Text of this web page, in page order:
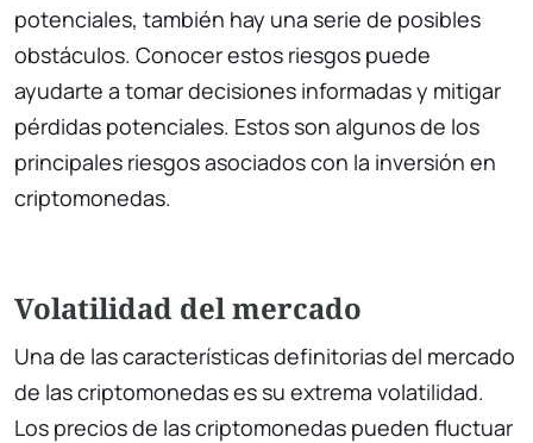
potenciales, también hay una serie de posibles
obstáculos. Conocer estos riesgos puede
ayudarte a tomar decisiones informadas y mitigar
pérdidas potenciales. Estos son algunos de los
principales riesgos asociados con la inversión en
criptomonedas.
Volatilidad del mercado
Una de las características definitorias del mercado
de las criptomonedas es su extrema volatilidad.
Los precios de las criptomonedas pueden fluctuar